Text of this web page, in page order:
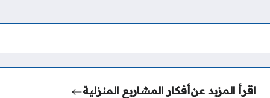
اقرأ المزيد عنأفكار المشاريع المنزلية